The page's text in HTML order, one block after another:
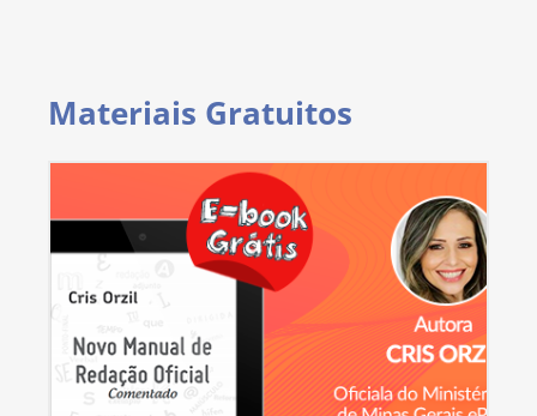
Materiais Gratuitos